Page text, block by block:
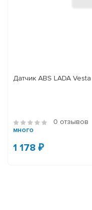
Датчик ABS LADA
0 отзывов
много
1 178 ₽